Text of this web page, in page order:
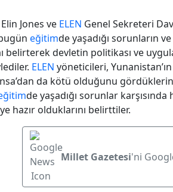
Jones ve ELEN Genel Sekreteri
eğitimde yaşadığı sorunların
belirterek devletin politikası ve
ELEN yöneticileri, Yunanistan’ın
da kötü olduğunu
de yaşadığı sorunlar
hazır olduklarını belirttiler.
Millet Gazetesi'ni